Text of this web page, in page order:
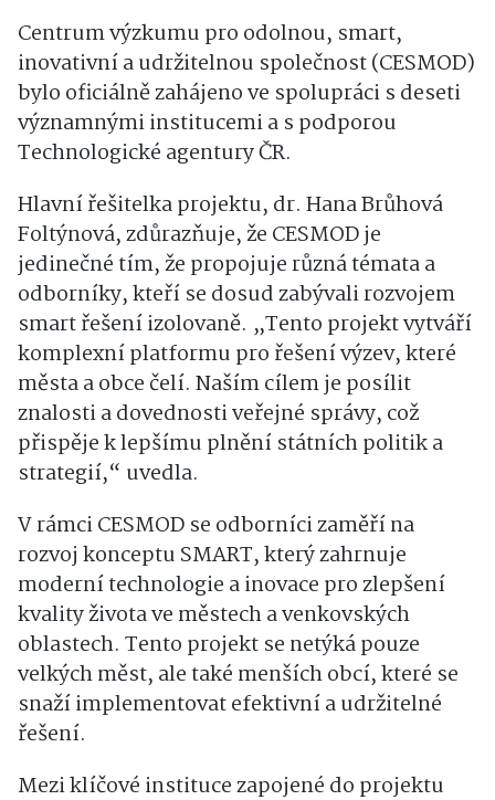
Centrum výzkumu pro odolnou, smart,
inovativní a udržitelnou společnost (CESMOD)
bylo oficiálně zahájeno ve spolupráci s deseti
významnými institucemi a s podporou
Technologické agentury ČR.
Hlavní řešitelka projektu, dr. Hana Brůhová
Foltýnová, zdůrazňuje, že CESMOD je
jedinečné tím, že propojuje různá témata a
odborníky, kteří se dosud zabývali rozvojem
smart řešení izolovaně. „Tento projekt vytváří
komplexní platformu pro řešení výzev, které
města a obce čelí. Naším cílem je posílit
znalosti a dovednosti veřejné správy, což
přispěje k lepšímu plnění státních politik a
strategií,“ uvedla.
V rámci CESMOD se odborníci zaměří na
rozvoj konceptu SMART, který zahrnuje
moderní technologie a inovace pro zlepšení
kvality života ve městech a venkovských
oblastech. Tento projekt se netýká pouze
velkých měst, ale také menších obcí, které se
snaží implementovat efektivní a udržitelné
řešení.
Mezi klíčové instituce zapojené do projektu